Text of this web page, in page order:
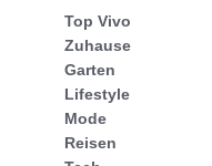
Top Vivo
Zuhause
Garten
Lifestyle
Mode
Reisen